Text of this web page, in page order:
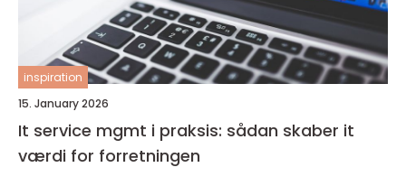
inspiration
15. January 2026
It service mgmt i praksis: sådan skaber it
værdi for forretningen